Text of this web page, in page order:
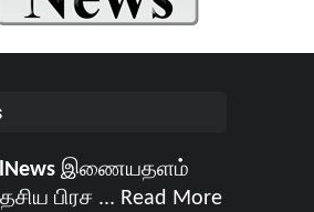
இணையதளம்
பிரச ... Read More